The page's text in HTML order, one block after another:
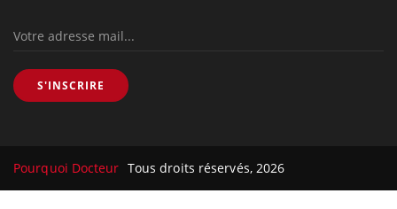
S'INSCRIRE
Pourquoi Docteur Tous droits réservés, 2026